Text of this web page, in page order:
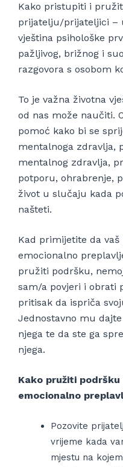
Kako pristupiti i
prijatelju/prijateljici –
vještina psihološke
pažljivog, brižnog i
razgovora s osobom
To je važna životna
od nas može naučiti.
pomoć kako bi se
mentalnoga zdravlja,
mentalnog zdravlja,
potporu, ohrabrenje,
život u slučaju kada
našteti.
Kad primijetite da
emocionalno
pružiti podršku,
sam/a povjeri i obrati
pritisak da ispriča
Jednostavno mu
njega te da ste ga
njega.
Kako pružiti
emocionalno
Pozovite
vrijeme kada
mjestu na